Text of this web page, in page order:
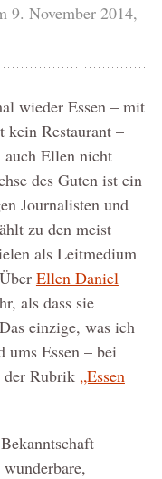
9. November 2014,
wieder Essen – mit
Restaurant –
Ellen nicht
des Guten ist ein
Journalisten und
zu den meist
als Leitmedium
Ellen Daniel
als dass sie
einzige, was ich
ums Essen – bei
der Rubrik „Essen